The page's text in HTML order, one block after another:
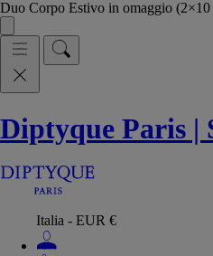
Duo Corpo Estivo in omaggio
Diptyque Paris |
Italia - EUR €